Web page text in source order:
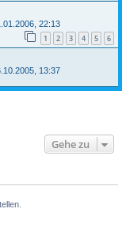
22:13
1 2 3 4 5 6
13:37
Gehe zu